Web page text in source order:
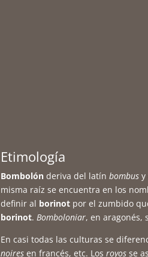
Etimología
Bombolón deriva del latín bombus y
misma raíz se encuentra en los
definir al borinot por el zumbido
borinot. Bomboloniar, en aragonés,
En casi todas las culturas se
noires en francés, etc. Los royos se